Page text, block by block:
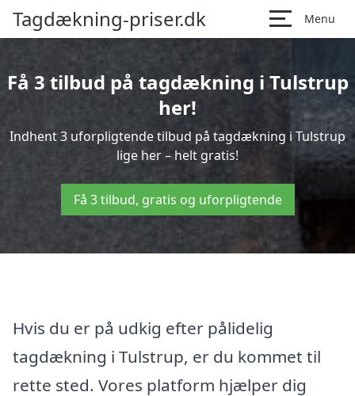
Tagdækning-priser.dk Menu
Få 3 tilbud på tagdækning i Tulstrup
her!
Indhent 3 uforpligtende tilbud på tagdækning i Tulstrup
lige her – helt gratis!
Få 3 tilbud, gratis og uforpligtende
Hvis du er på udkig efter pålidelig
tagdækning i Tulstrup, er du kommet til
rette sted. Vores platform hjælper dig